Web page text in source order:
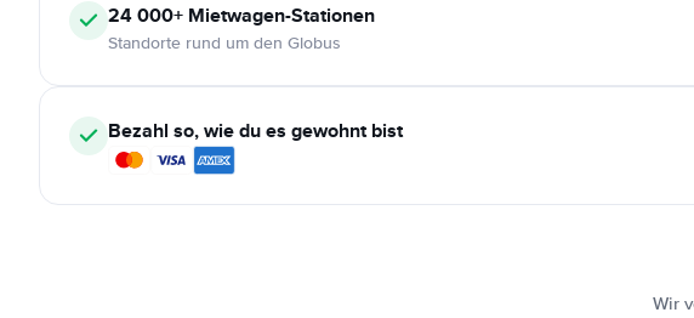
24 000+ Mietwagen-Stationen
Standorte rund um den Globus
Bezahl so, wie du es gewohnt bist
Wir